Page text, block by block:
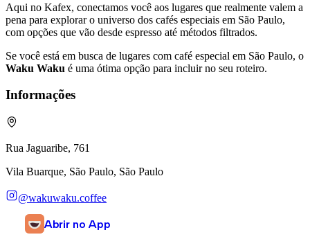
Aqui no Kafex, conectamos você aos lugares que realmente valem a
pena para explorar o universo dos cafés especiais em São Paulo,
com opções que vão desde espresso até métodos filtrados.
Se você está em busca de lugares com café especial em São Paulo, o
Waku Waku é uma ótima opção para incluir no seu roteiro.
Informações
Rua Jaguaribe, 761
Vila Buarque, São Paulo, São Paulo
@wakuwaku.coffee
Abrir no App